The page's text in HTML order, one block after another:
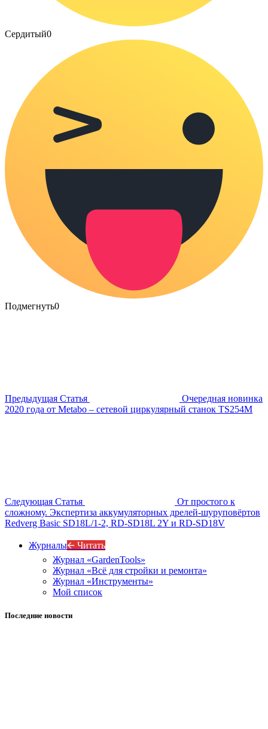
Сердитый0
Подмегнуть0
Предыдущая Статья
Очередная новинка
2020 года от Metabo – сетевой циркулярный станок TS254M
Следующая Статья
От простого к
сложному. Экспертиза аккумуляторных дрелей-шуруповёртов
Redverg Basic SD18L/1-2, RD-SD18L 2Y и RD-SD18V
Журналы🡨 Читать
Журнал «GardenTools»
Журнал «Всё для стройки и ремонта»
Журнал «Инструменты»
Мой список
Последние новости